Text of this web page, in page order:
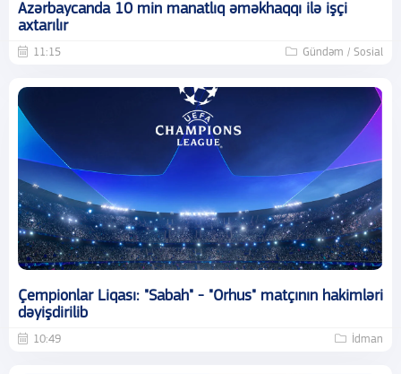
Azərbaycanda 10 min manatlıq əməkhaqqı ilə işçi
axtarılır
11:15 Gündəm / Sosial
Çempionlar Liqası: "Sabah" - "Orhus" matçının hakimləri
dəyişdirilib
10:49 İdman